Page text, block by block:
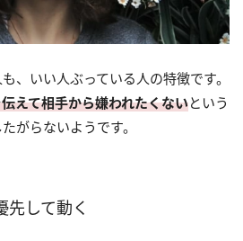
、いい人ぶっている人の特徴です。
えて相手から嫌われたくないという
がらないようです。
先して動く